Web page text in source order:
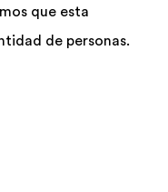
que esta
de personas.